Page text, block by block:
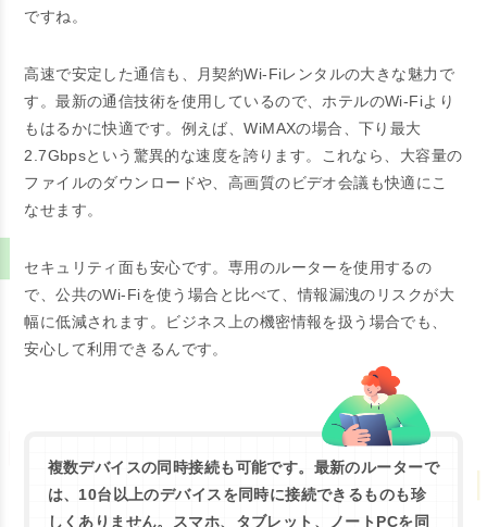
ですね。
高速で安定した通信も、月契約Wi-Fiレンタルの大きな魅力で
す。最新の通信技術を使用しているので、ホテルのWi-Fiより
もはるかに快適です。例えば、WiMAXの場合、下り最大
2.7Gbpsという驚異的な速度を誇ります。これなら、大容量の
ファイルのダウンロードや、高画質のビデオ会議も快適にこ
なせます。
セキュリティ面も安心です。専用のルーターを使用するの
で、公共のWi-Fiを使う場合と比べて、情報漏洩のリスクが大
幅に低減されます。ビジネス上の機密情報を扱う場合でも、
安心して利用できるんです。
複数デバイスの同時接続も可能です。最新のルーターで
は、10台以上のデバイスを同時に接続できるものも珍
しくありません。スマホ、タブレット、ノートPCを同